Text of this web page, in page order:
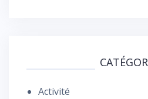
Activité